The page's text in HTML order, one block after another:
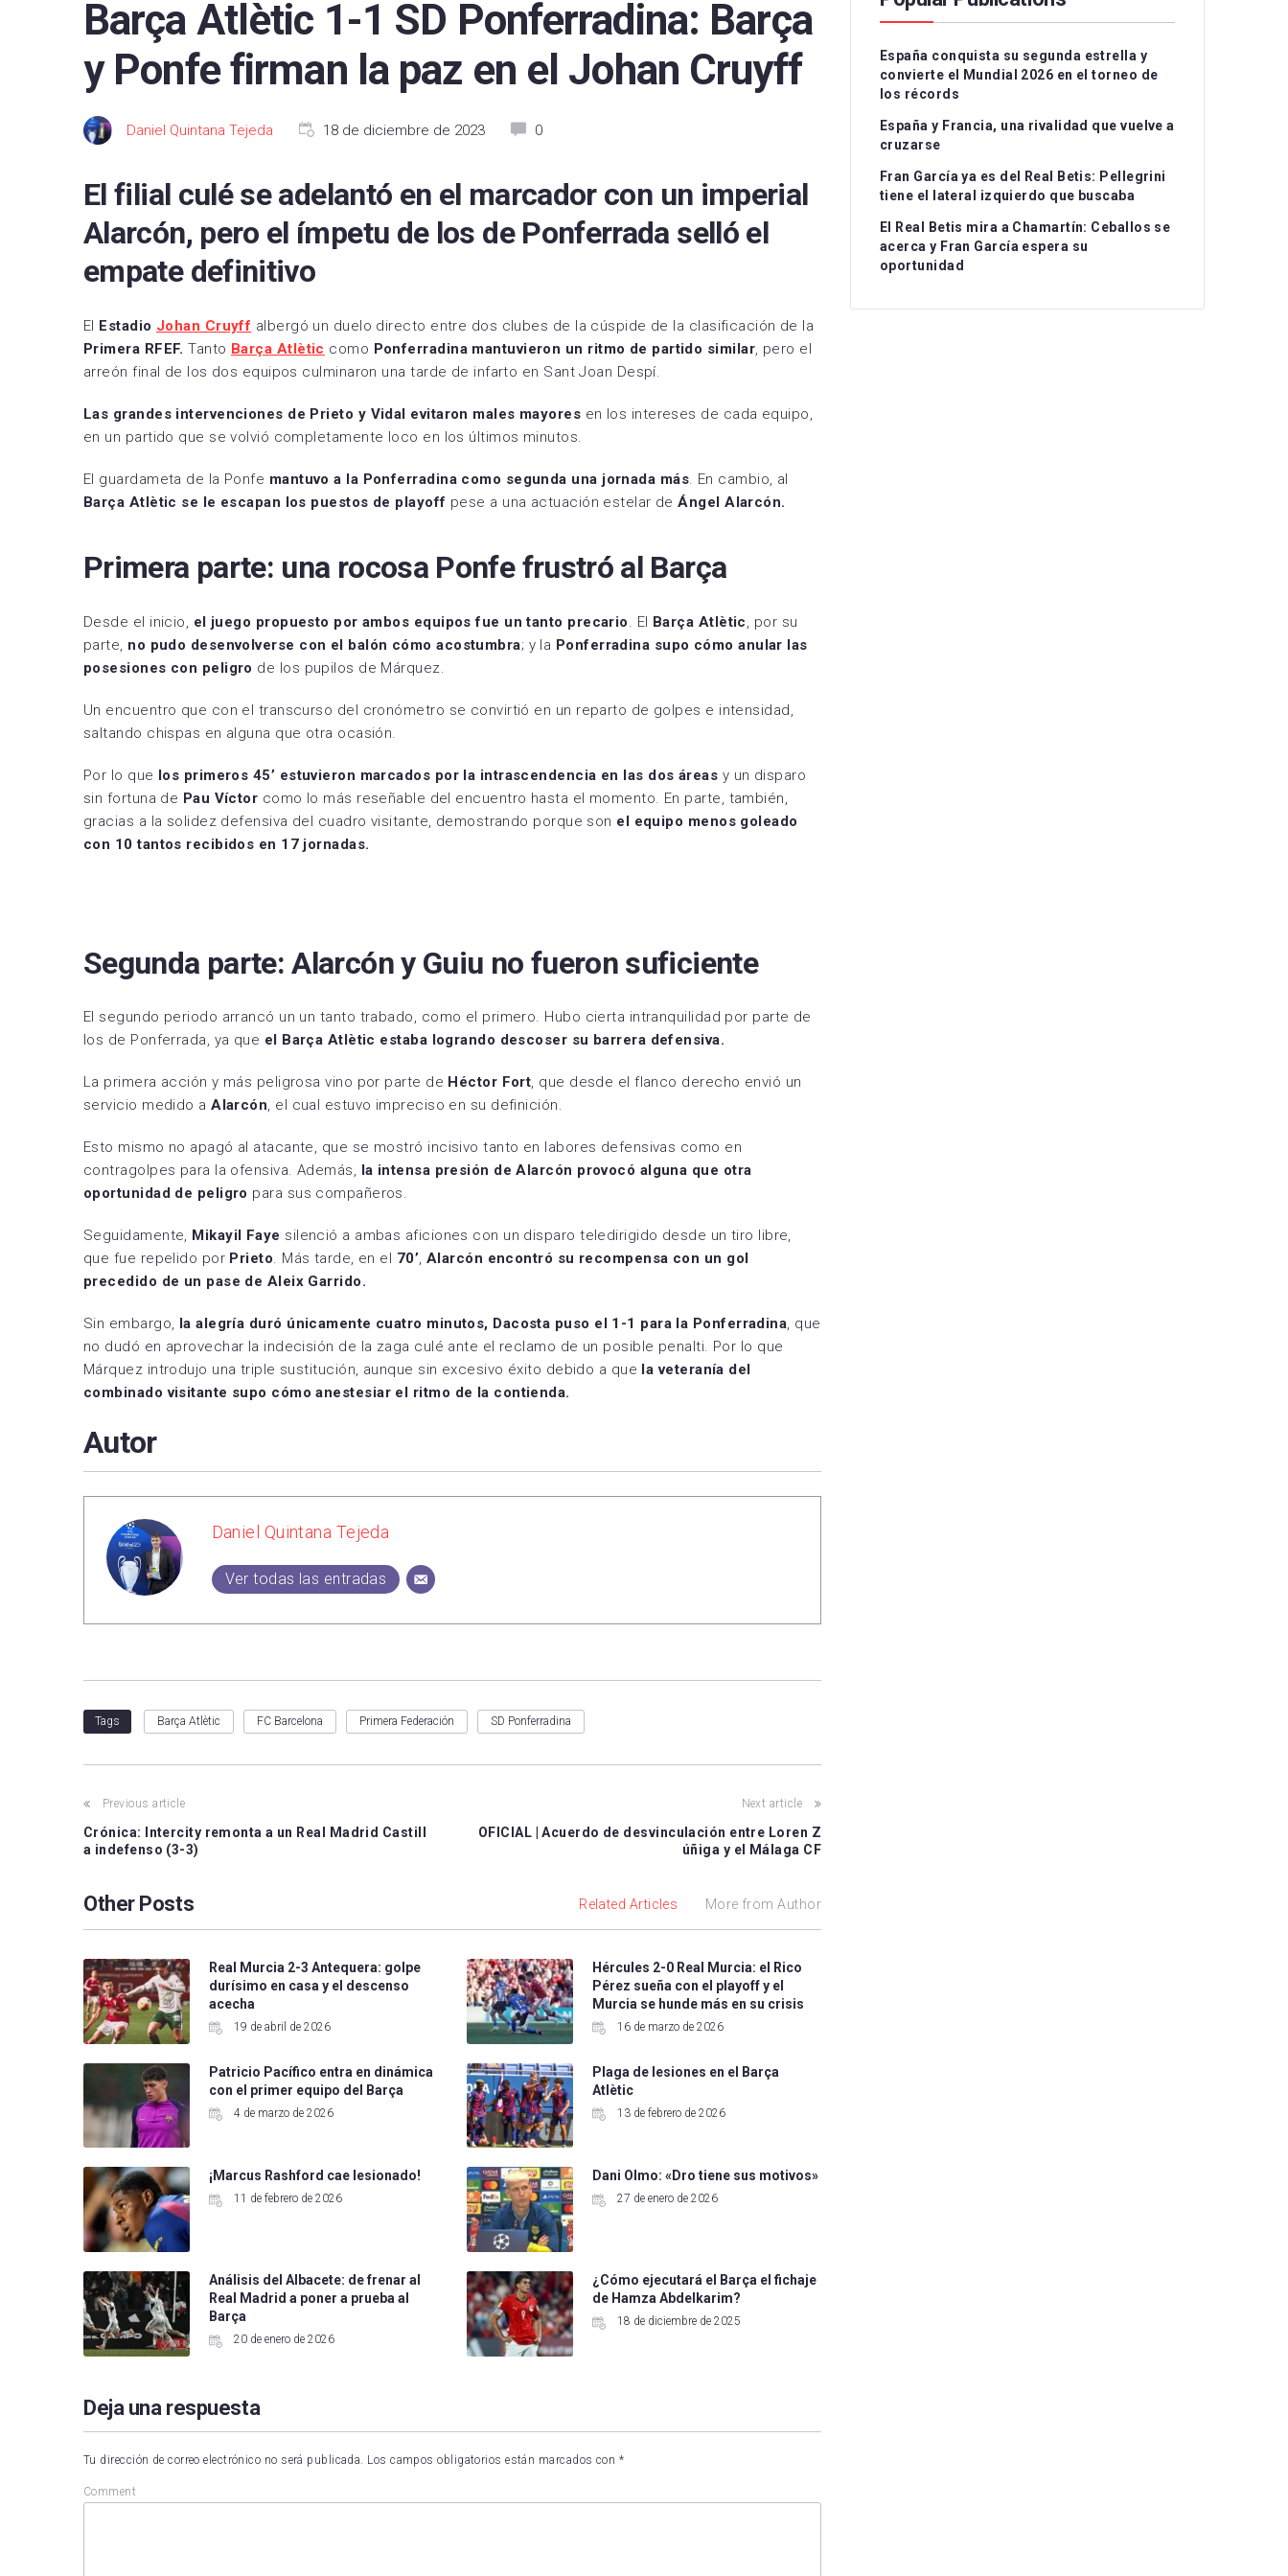
FC Barcelona
Deportivo Alavés
CA Osasuna
Getafe CF
RCD Mallorca
Real Valladolid
Sevilla FC
Levante UD
Racing de Ferrol
CD Mirandés
Albacete Balompié
Burgos CF
Real Oviedo
FC Cartagena
RC Deportivo
Levante UD
Levante Las Planas
Madrid CFF
Real Sociedad
Valencia CF
CD Teruel
CE Sabadell
CA Osasuna B
FC Barcelona Atlètic
CD Alcoyano
CD Atlético Baleares
Atlético de Madrid B
Recreativo Granada
Ligue 1
Barça Atlètic 1-1 SD Ponferradina: Barça
y Ponfe firman la paz en el Johan Cruyff
Daniel Quintana Tejeda 18 de diciembre de 2023 0
El filial culé se adelantó en el marcador con un imperial
Alarcón, pero el ímpetu de los de Ponferrada selló el
empate definitivo
El Estadio Johan Cruyff albergó un duelo directo entre dos clubes de la cúspide de la clasificación de la
Primera RFEF.Tanto Barça Atlètic como Ponferradina mantuvieron un ritmo de partido similar, pero el
arreón final de los dos equipos culminaron una tarde de infarto en Sant Joan Despí.
Las grandes intervenciones de Prieto y Vidal evitaron males mayores en los intereses de cada equipo,
en un partido que se volvió completamente loco en los últimos minutos.
El guardameta de la Ponfe mantuvo a la Ponferradina como segunda una jornada más. En cambio, al
Barça Atlètic se le escapan los puestos de playoff pese a una actuación estelar deÁngel Alarcón.
Primera parte: una rocosa Ponfe frustró al Barça
Desde el inicio, el juego propuesto por ambos equipos fue un tanto precario . El Barça Atlètic
, por su
parte, no pudo desenvolverse con el balón cómo acostumbra; y la Ponferradina supo cómo anular las
posesiones con peligro de los pupilos de Márquez.
Un encuentro que con el transcurso del cronómetro se convirtió en un reparto de golpes e intensidad,
saltando chispas en alguna que otra ocasión.
Por lo que los primeros 45’ estuvieron marcados por la intrascendencia en las dos áreas y un disparo
sin fortuna de Pau Víctor como lo más reseñable del encuentro hasta el momento. En parte, también,
gracias a la solidez defensiva del cuadro visitante, demostrando porque son el equipo menos goleado
con 10 tantos recibidos en 17 jornadas.
Segunda parte: Alarcón y Guiu no fueron suficiente
El segundo periodo arrancó un un tanto trabado, como el primero. Hubo cierta intranquilidad por parte de
los de Ponferrada, ya que el Barça Atlètic estaba logrando descoser su barrera defensiva.
La primera acción y más peligrosa vino por parte de Héctor Fort, que desde el flanco derecho envió un
servicio medido aAlarcón, el cual estuvo impreciso en su definición.
Esto mismo no apagó al atacante, que se mostró incisivo tanto en labores defensivas como en
contragolpes para la ofensiva. Además, la intensa presión de Alarcón provocó alguna que otra
oportunidad de peligro para sus compañeros.
Seguidamente, Mikayil Faye silenció a ambas aficiones con un disparo teledirigido desde un tiro libre,
que fue repelido por Prieto. Más tarde, en el 70’, Alarcón encontró su recompensa con un gol
precedido de un pase de Aleix Garrido.
Sin embargo, la alegría duró únicamente cuatro minutos, Dacosta puso el 1-1 para la Ponferradina, que
no dudó en aprovechar la indecisión de la zaga culé ante el reclamo de un posible penalti. Por lo que
Márquez introdujo una triple sustitución, aunque sin excesivo éxito debido a que la veteranía del
combinado visitante supo cómo anestesiar el ritmo de la contienda.
Autor
Daniel Quintana Tejeda
Ver todas las entradas
Tags Barça Atlètic FC Barcelona Primera Federación SD Ponferradina
Previous article
Crónica: Intercity remonta a un Real Madrid Castill
a indefenso (3-3)
Next article
OFICIAL | Acuerdo de desvinculación entre Loren Z
úñiga y el Málaga CF
Other Posts Related Articles More from Author
Real Murcia 2-3 Antequera: golpe
durísimo en casa y el descenso
acecha
19 de abril de 2026
Hércules 2-0 Real Murcia: el Rico
Pérez sueña con el playoff y el
Murcia se hunde más en su crisis
16 de marzo de 2026
Patricio Pacífico entra en dinámica
con el primer equipo del Barça
4 de marzo de 2026
Plaga de lesiones en el Barça
Atlètic
13 de febrero de 2026
¡Marcus Rashford cae lesionado!
11 de febrero de 2026
Dani Olmo: «Dro tiene sus motivos»
27 de enero de 2026
Análisis del Albacete: de frenar al
Real Madrid a poner a prueba al
Barça
20 de enero de 2026
¿Cómo ejecutará el Barça el fichaje
de Hamza Abdelkarim?
18 de diciembre de 2025
Deja una respuesta
Tu dirección de correo electrónico no será publicada. Los campos obligatorios están marcados con *
Comment
España conquista su segunda estrella y
convierte el Mundial 2026 en el torneo de
los récords
España y Francia, una rivalidad que vuelve a
cruzarse
Fran García ya es del Real Betis: Pellegrini
tiene el lateral izquierdo que buscaba
El Real Betis mira a Chamartín: Ceballos se
acerca y Fran García espera su
oportunidad